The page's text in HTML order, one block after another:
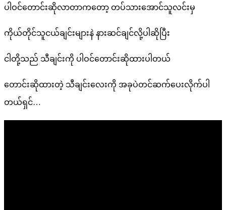
ပါဝင်တောင်းဆိုလာတာကတော့ တပ်သားအောင်သူလင်းမှ
ကိုယ်တိုင်သူငယ်ချင်းများနဲ နားဆင်ချင်လို့ပါဆိုပြီး
ငါတို့သည် သီချင်းကို ပါဝင်တောင်းဆိုထားပါတယ်
တောင်းဆိုထားတဲ့ သီချင်းလေးကို အခုပဲတင်ဆက်ပေးလိုက်ပါ
တယ်ရှင်…